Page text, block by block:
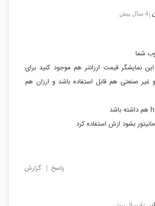
| 4 سال پیش
شما
نمایشگر قیمت ارزانتر هم موجود کنید برای
صنعتی هم قابل استفاده باشد و ارزان هم
بشود ازش استفاده کرد
پاسخ | گزارش